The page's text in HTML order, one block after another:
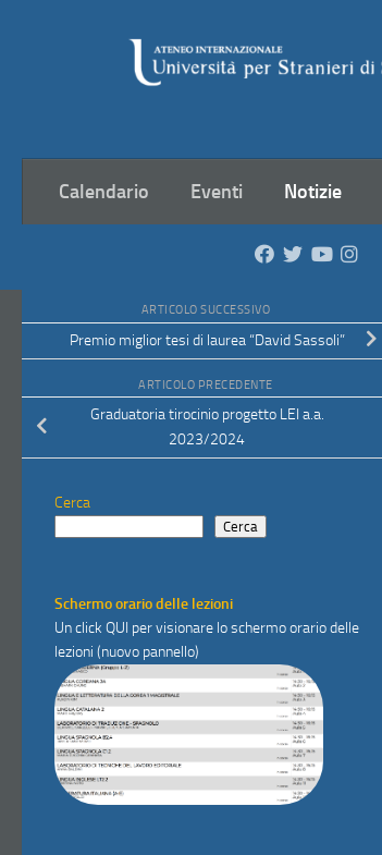
Calendario Eventi Notizie
ARTICOLO SUCCESSIVO
Premio miglior tesi di laurea “David Sassoli”
ARTICOLO PRECEDENTE
Graduatoria tirocinio progetto LEI a.a.
2023/2024
Cerca
Cerca
Schermo orario delle lezioni
Un click QUI per visionare lo schermo orario delle
lezioni (nuovo pannello)